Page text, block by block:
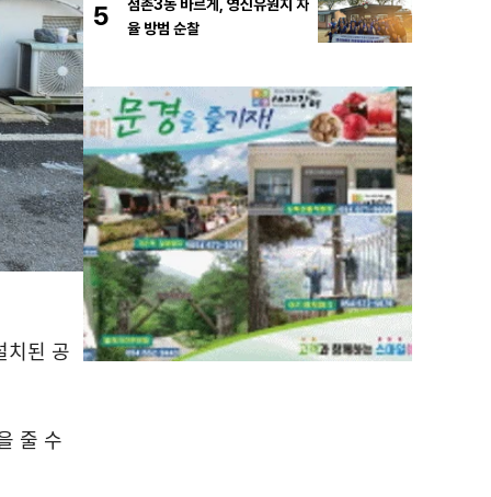
치된 공
줄 수
5
점촌3동 바르게, 영신유원지 자
율 방범 순찰